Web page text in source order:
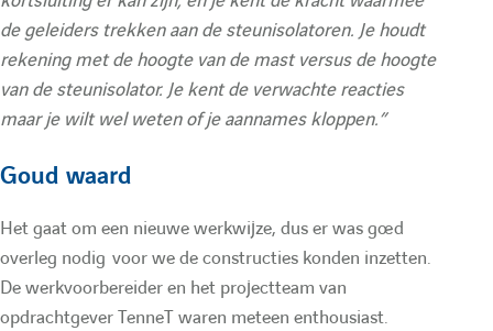
r
l
é
l
r
de geleiders trekken aan de steunisolatoren. Je houdt
rekening met de hoogte van de mast versus de hoogte
van de steunisolator. Je kent de verwachte reacties
maar je wilt wel weten of je aannames kloppen.”
Goud waard
Het gaat om een nieuwe werkwijze, dus er was goed
overleg nodig voor we de constructies konden inzetten.
De werkvoorbereider en het projectteam van
opdrachtgever TenneT waren meteen enthousiast.